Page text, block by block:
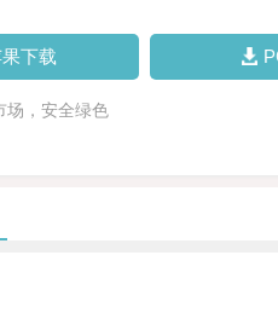
下载
场，安全绿色